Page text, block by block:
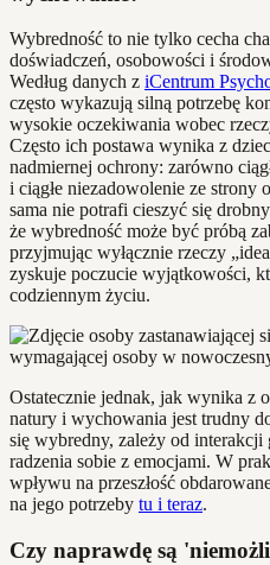
Wybredność to nie tylko cecha
doświadczeń, osobowości i
Według danych z iCentrum
często wykazują silną potrzebę
wysokie oczekiwania wobec
Często ich postawa wynika z
nadmiernej ochrony: zarówno
i ciągłe niezadowolenie ze strony
sama nie potrafi cieszyć się
że wybredność może być próbą
przyjmując wyłącznie rzeczy
zyskuje poczucie wyjątkowości,
codziennym życiu.
Ostatecznie jednak, jak wynika z
natury i wychowania jest trudny
się wybredny, zależy od
radzenia sobie z emocjami. W
wpływu na przeszłość
na jego potrzeby tu i teraz.
Czy naprawdę są